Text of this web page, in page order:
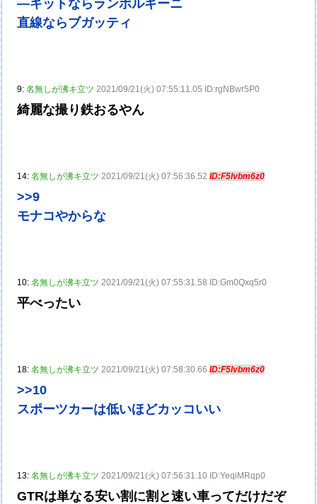
―キットならランボルギーニ
直線ならブガッティ
9:名無しが沸キ立ツ 2021/09/21(火) 07:55:11.05 ID:rgNBwr5P0
綺麗な撮り鉄おるやん
14:名無しが沸キ立ツ 2021/09/21(火) 07:56:36.52ID:F5lvbm6z0
>>9
モナコやからな
10:名無しが沸キ立ツ 2021/09/21(火) 07:55:31.58 ID:Gm0Qxq5r0
平べったい
18:名無しが沸キ立ツ 2021/09/21(火) 07:58:30.66ID:F5lvbm6z0
>>10
スポーツカーは低いほどカッコいい
13:名無しが沸キ立ツ 2021/09/21(火) 07:56:31.10 ID:YeqiMRqp0
GTRは単なる安い割に割と速い車ってだけだぞ